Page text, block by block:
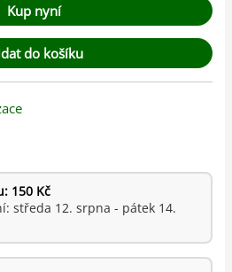
Kup nyní
do košíku
150 Kč
středa 12. srpna - pátek 14.